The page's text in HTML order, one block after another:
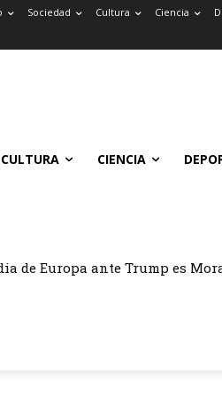
Sociedad Cultura Ciencia
CULTURA CIENCIA
de Europa ante Trump es